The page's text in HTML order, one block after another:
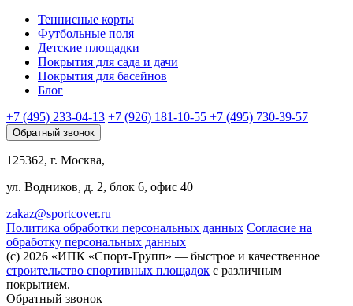
Теннисные корты
Футбольные поля
Детские площадки
Покрытия для сада и дачи
Покрытия для басейнов
Блог
+7 (495) 233-04-13 +7 (926) 181-10-55 +7 (495) 730-39-57
Обратный звонок
125362, г. Москва,
ул. Водников, д. 2, блок 6, офис 40
zakaz@sportcover.ru
Политика обработки персональных данных Согласие на
обработку персональных данных
(c) 2026 «ИПК «Спорт-Групп» — быстрое и качественное
строительство спортивных площадок с различным
покрытием.
Обратный звонок